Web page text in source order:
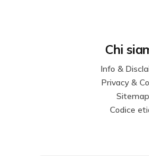
Chi
Info &
Privacy &
Sitemap
Codice